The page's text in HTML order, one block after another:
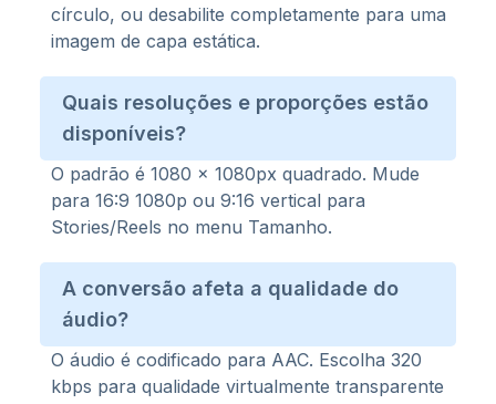
círculo, ou desabilite completamente para uma
imagem de capa estática.
Quais resoluções e proporções estão
disponíveis?
O padrão é 1080 × 1080px quadrado. Mude
para 16:9 1080p ou 9:16 vertical para
Stories/Reels no menu Tamanho.
A conversão afeta a qualidade do
áudio?
O áudio é codificado para AAC. Escolha 320
kbps para qualidade virtualmente transparente